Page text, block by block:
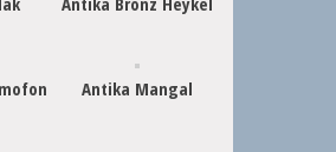
Antika Mangal